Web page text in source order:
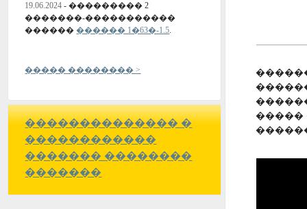
19.06.2024 - ��������� 2
�������-�����������
������������ 1�63�-1.5.
����� �������� >
�������������� �
������������
������� ��������
�������
�����